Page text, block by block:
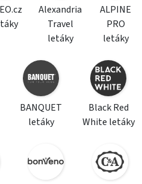
Alexandria
Travel
letáky
ALPINE
PRO
letáky
BANQUET
letáky
Black Red
White letáky